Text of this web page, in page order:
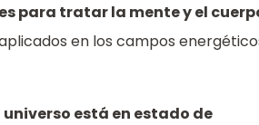
para tratar la mente y el
en los campos
universo está en estado de